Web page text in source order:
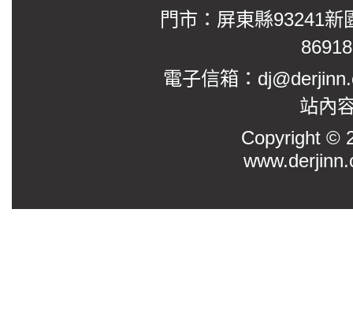
門市：屏東縣93241
電子信箱：
站內
Copyright ©